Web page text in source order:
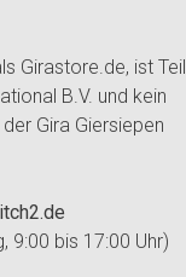
Girastore.de, ist Teil
B.V. und kein
Gira Giersiepen
9:00 bis 17:00 Uhr)